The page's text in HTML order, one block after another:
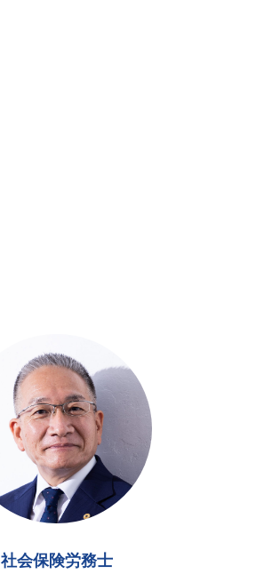
社会保険労務士